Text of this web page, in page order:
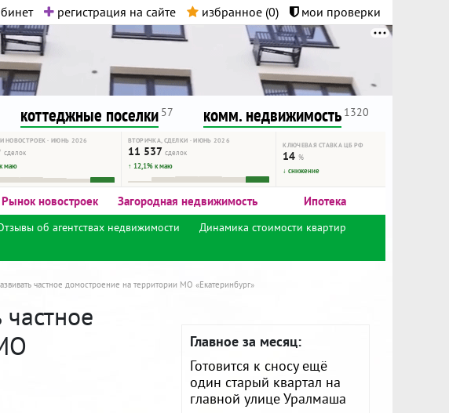
регистрация на сайте избранное (0) мои проверки
контента.
Удачи!
коттеджные поселки 57 комм. недвижимость 1320
НОВОСТРОЕК · ИЮНЬ 2026
сделок
маю
ВТОРИЧКА, СДЕЛКИ · ИЮНЬ 2026
11 537 сделок
↑ 12,1% к маю
КЛЮЧЕВАЯ СТАВКА ЦБ РФ
14%
↓ снижение
Рынок новостроек Загородная недвижимость Ипотека
об агентствах недвижимости
Динамика стоимости квартир
частное домостроение на территории МО «Екатеринбург»
Главное за месяц:
Готовится к сносу ещё
один старый квартал на
главной улице Уралмаша